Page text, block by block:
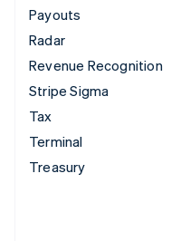
Payouts
Radar
Revenue Recognition
Stripe Sigma
Tax
Terminal
Treasury